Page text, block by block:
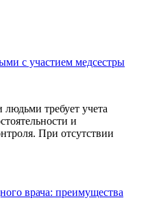
с участием медсестры
требует учета
и
При отсутствии
врача: преимущества